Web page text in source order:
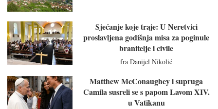
Sjećanje koje traje: U Neretvici
proslavljena godišnja misa za poginule
branitelje i civile
fra Danijel Nikolić
Matthew McConaughey i supruga
Camila susreli se s papom Lavom XIV.
u Vatikanu